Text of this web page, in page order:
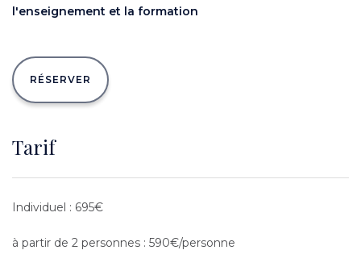
l'enseignement et la formation
RÉSERVER
Tarif
Texte
Individuel : 695€
à partir de 2 personnes : 590€/personne